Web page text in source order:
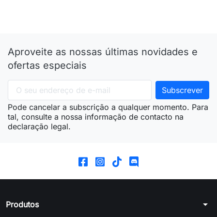
Aproveite as nossas últimas novidades e
ofertas especiais
Pode cancelar a subscrição a qualquer momento. Para
tal, consulte a nossa informação de contacto na
declaração legal.
Produtos arrow_drop_down